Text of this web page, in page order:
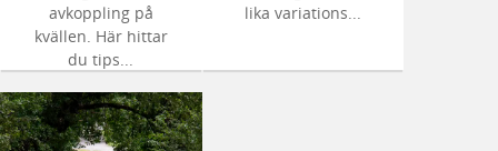
avkoppling på
kvällen. Här hittar
du tips...
lika variations...